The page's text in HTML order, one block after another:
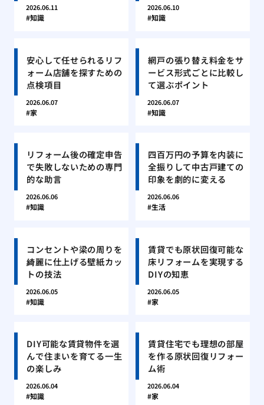
2026.06.11
知識
2026.06.10
知識
安心して任せられるリフ
ォーム店舗を探すための
点検項目
2026.06.07
家
網戸の張り替え料金をサ
ービス形式ごとに比較し
て選ぶポイント
2026.06.07
知識
リフォーム後の確定申告
で失敗しないための専門
的な助言
2026.06.06
知識
四百万円の予算を内装に
全振りして中古戸建ての
印象を劇的に変える
2026.06.06
生活
コンセントや梁の周りを
綺麗に仕上げる壁紙カッ
トの技法
2026.06.05
知識
賃貸でも原状回復可能な
床リフォームを実現する
DIYの知恵
2026.06.05
家
DIY可能な賃貸物件を選
んで住まいを育てる一生
の楽しみ
2026.06.04
知識
賃貸住宅でも理想の部屋
を作る原状回復リフォー
ム術
2026.06.04
家